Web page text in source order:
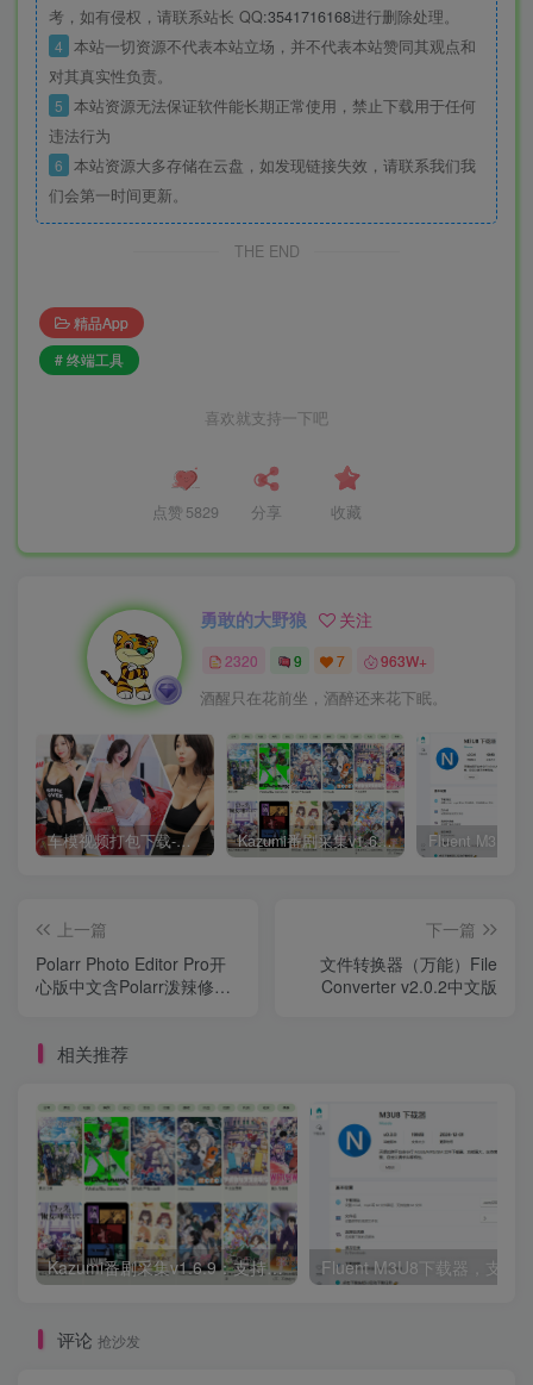
考，如有侵权，请联系站长 QQ:3541716168进行删除处理。
4 本站一切资源不代表本站立场，并不代表本站赞同其观点和
对其真实性负责。
5 本站资源无法保证软件能长期正常使用，禁止下载用于任何
违法行为
6 本站资源大多存储在云盘，如发现链接失效，请联系我们我
们会第一时间更新。
THE END
精品App
# 终端工具
喜欢就支持一下吧
点赞 5829 分享 收藏
勇敢的大野狼 关注
2320 9 7 963W+
酒醒只在花前坐，酒醉还来花下眠。
车模视频打包下载-高清无水印版 Kazumi番剧采集v1.6.9：支持自定义规则+在线观看+弹幕，跨平台下载
上一篇
Polarr Photo Editor Pro开
心版中文含Polarr泼辣修图
下一篇
文件转换器（万能）File
Converter v2.0.2中文版
相关推荐
Kazumi番剧采集v1.6.9：支持自定义规则+在线观看+弹幕，跨平台下载 Fluent M3U8下载器，支持
评论 抢沙发